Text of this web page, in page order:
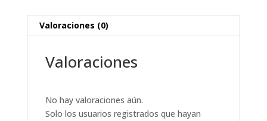
Valoraciones (0)
Valoraciones
No hay valoraciones aún.
Solo los usuarios registrados que hayan